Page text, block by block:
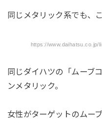
同じメタリック系でも、
https://www.daihatsu.co.jp/
同じダイハツの「ムーブ
ンメタリック。
女性がターゲットのムー